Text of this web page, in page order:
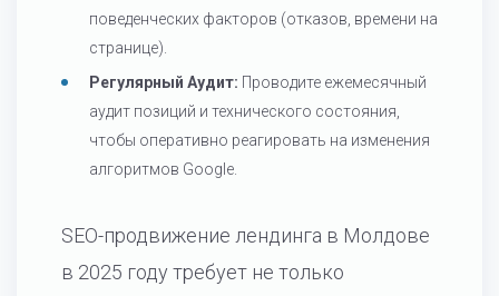
поведенческих факторов (отказов, времени на
странице).
Регулярный Аудит: Проводите ежемесячный
аудит позиций и технического состояния,
чтобы оперативно реагировать на изменения
алгоритмов Google.
SEO-продвижение лендинга в Молдове
в 2025 году требует не только